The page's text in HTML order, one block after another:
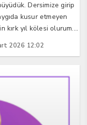
Dersimize girip
kusur etmeyen
kırk yıl kölesi olurum....
2026 12:02